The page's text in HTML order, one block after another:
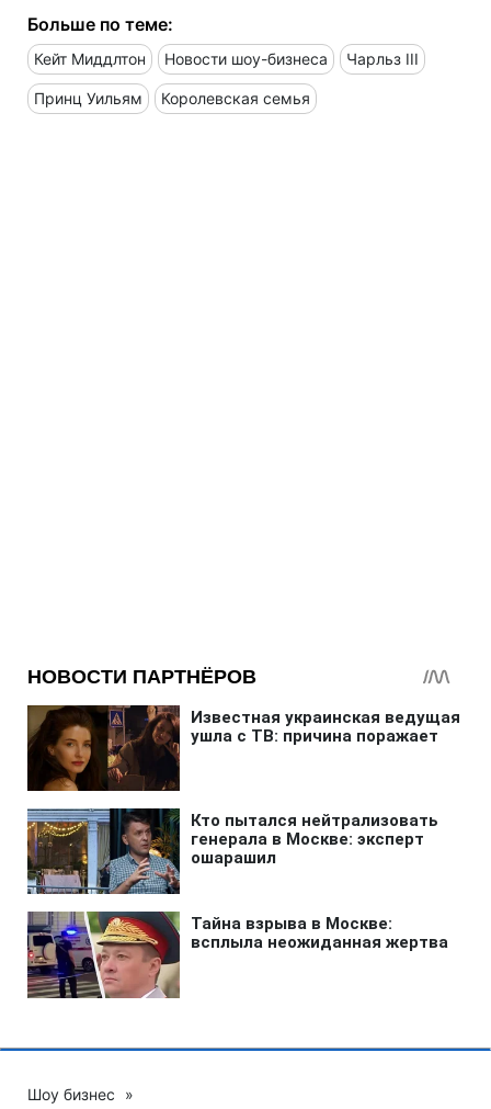
Больше по теме:
Кейт Миддлтон Новости шоу-бизнеса Чарльз III
Принц Уильям Королевская семья
Шоу бизнес »